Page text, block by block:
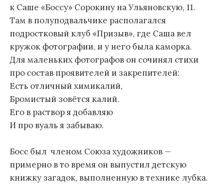
к Саше «Боссу» Сорокину на Ульяновскую, 11.
Там в полуподвальчике располагался
подростковый клуб «Призыв», где Саша вел
кружок фотографии, и у него была каморка.
Для маленьких фотографов он сочинял стихи
про состав проявителей и закрепителей:
Есть отличный химикалий,
Бромистый зовётся калий.
Его в раствор я добавляю
И про вуаль я забываю.
Босс был членом Союза художников —
примерно в то время он выпустил детскую
книжку загадок, выполненную в технике лубка.